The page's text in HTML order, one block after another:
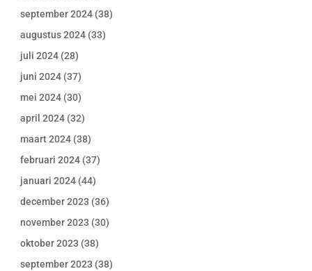
september 2024 (38)
augustus 2024 (33)
juli 2024 (28)
juni 2024 (37)
mei 2024 (30)
april 2024 (32)
maart 2024 (38)
februari 2024 (37)
januari 2024 (44)
december 2023 (36)
november 2023 (30)
oktober 2023 (38)
september 2023 (38)